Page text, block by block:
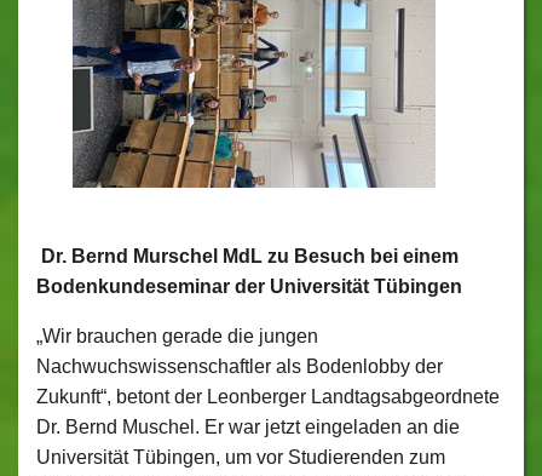
Dr. Bernd Murschel MdL zu Besuch bei einem
Bodenkundeseminar der Universität Tübingen
„Wir brauchen gerade die jungen
Nachwuchswissenschaftler als Bodenlobby der
Zukunft“, betont der Leonberger Landtagsabgeordnete
Dr. Bernd Muschel. Er war jetzt eingeladen an die
Universität Tübingen, um vor Studierenden zum